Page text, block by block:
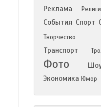
Реклама
События Спорт
Творчество
Транспорт
Фото
Экономика Юмор